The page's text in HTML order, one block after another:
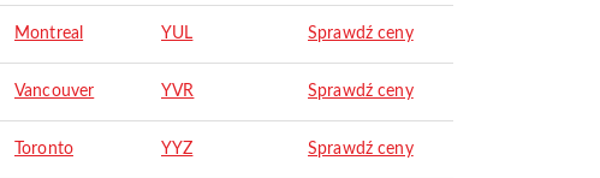
Montreal YUL Sprawdź ceny
Vancouver YVR Sprawdź ceny
Toronto YYZ Sprawdź ceny